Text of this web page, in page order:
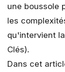
une boussole
les
qu'intervient
Clés).
Dans cet